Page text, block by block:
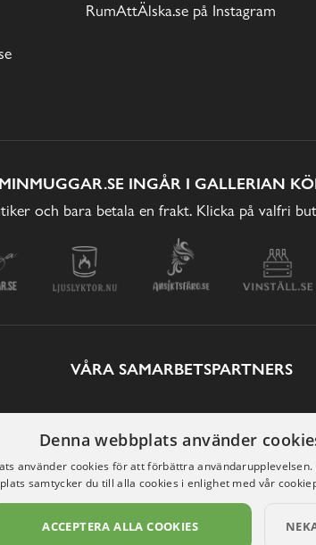
RumAttÄlska.se på Instagram
INGÅR I GALLERIAN
och bara betala en frakt. Klicka på valfri
VÅRA SAMARBETSPARTNERS
Denna webbplats använder
använder cookies för att förbättra
samtycker du till alla cookies i enlighet med vår
ACCEPTERA ALLA COOKIES